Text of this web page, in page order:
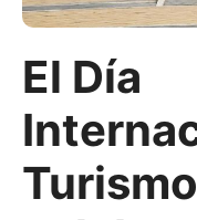
El Día